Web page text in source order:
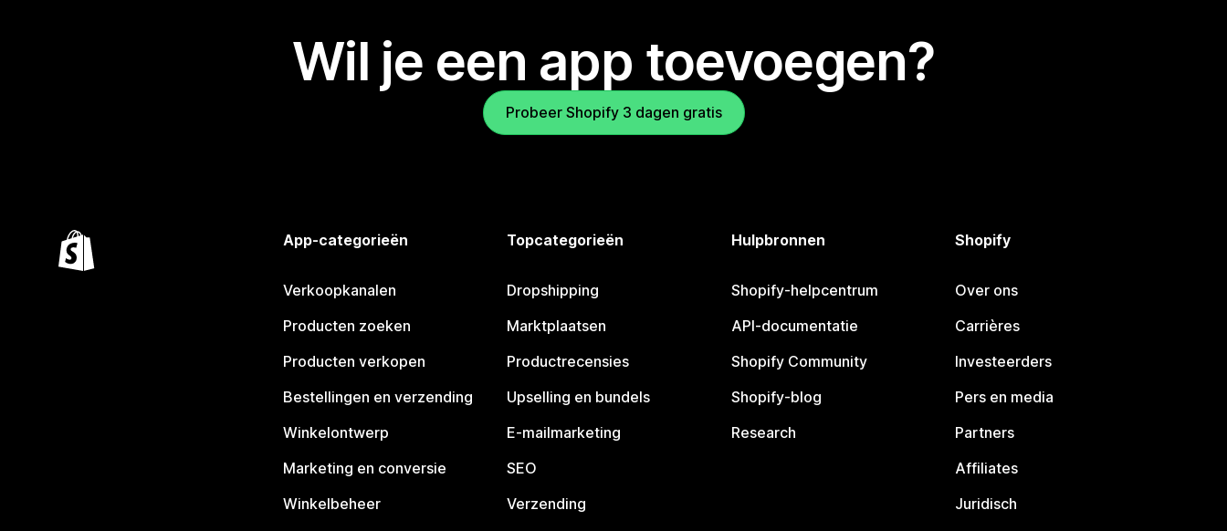
Wil je een app toevoegen?
Probeer Shopify 3 dagen gratis
App-categorieën
Verkoopkanalen
Producten zoeken
Producten verkopen
Bestellingen en verzending
Winkelontwerp
Marketing en conversie
Winkelbeheer
Topcategorieën
Dropshipping
Marktplaatsen
Productrecensies
Upselling en bundels
E-mailmarketing
SEO
Verzending
Hulpbronnen
Shopify-helpcentrum
API-documentatie
Shopify Community
Shopify-blog
Research
Shopify
Over ons
Carrières
Investeerders
Pers en media
Partners
Affiliates
Juridisch